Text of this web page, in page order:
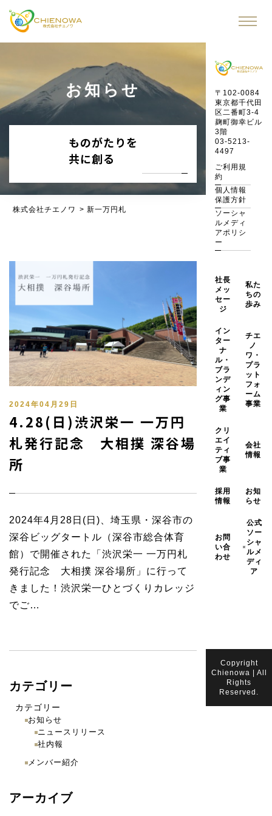
お知らせ
ものがたりを
共に創る
株式会社チエノワ > 新一万円札
2024年04月29日
4.28(日)渋沢栄一 一万円
札発行記念 大相撲 深谷場
所
2024年4月28日(日)、埼玉県・深谷市の
深谷ビッグタートル（深谷市総合体育
館）で開催された「渋沢栄一 一万円札
発行記念 大相撲 深谷場所」に行って
きました！渋沢栄一ひとづくりカレッジ
でご…
カテゴリー
カテゴリー
お知らせ
ニュースリリース
社内報
メンバー紹介
アーカイブ
〒102-0084
東京都千代田
区二番町3-4
麹町御幸ビル
3階
03-5213-
4497
ご利用規
約
個人情報
保護方針
ソーシャ
ルメディ
アポリシ
ー
社長
メッ
セー
ジ
私た
ちの
歩み
イン
ター
ナ
ル・
ブラ
ンデ
ィン
グ事
業
チエ
ノ
ワ・
プラ
ット
フォ
ーム
事業
クリ
エイ
ティ
ブ事
業
会社
情報
採用
情報
お知
らせ
お問
い合
わせ
公式
ソー
シャ
ルメ
ディ
ア
Copyright
Chienowa | All
Rights
Reserved.